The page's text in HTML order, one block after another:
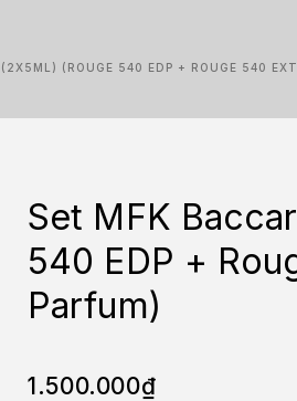
(ROUGE 540 EDP + ROUGE 540
Set MFK
540 EDP +
Parfum)
1.500.000₫